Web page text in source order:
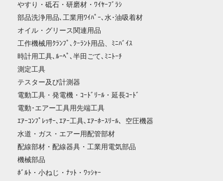
やすり・砥石・研磨材・ﾜｲﾔｰﾌﾞﾗｼ
部品洗浄用品､工業用ﾜｲﾊﾟｰ､水･油吸着材
オイル・グリース関連用品
工作機械用ｸﾗﾝﾌﾟ､ｸｰﾗﾝﾄ用品、ﾐﾆﾊﾞｲｽ
時計用工具､ﾙｰﾍﾟ､半田ごて､ﾐﾆﾄｰﾁ
測定工具
テスター及び計測器
電動工具・発電機・ｺｰﾄﾞﾘｰﾙ・延長ｺｰﾄﾞ
電動･エアー工具用先端工具
ｴｱｰｺﾝﾌﾟﾚｯｻｰ､ｴｱｰ工具､ｴｱｰﾎｰｽﾘｰﾙ、空圧機器
水道・ガス・エアー用配管部材
配線部材・配線器具・工業用電気部品
機械部品
ﾎﾞﾙﾄ・小ねじ・ﾅｯﾄ・ﾜｯｼｬｰ